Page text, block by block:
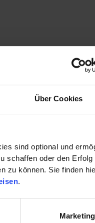
Über Cookies
sind optional und
schaffen oder den Erfolg
zu können. Sie finden
.
Marketing
IT-
Ingenieure, die
Technologie
mbH,